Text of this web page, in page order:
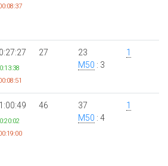
27
23
M50 : 3
1
46
37
M50 : 4
1